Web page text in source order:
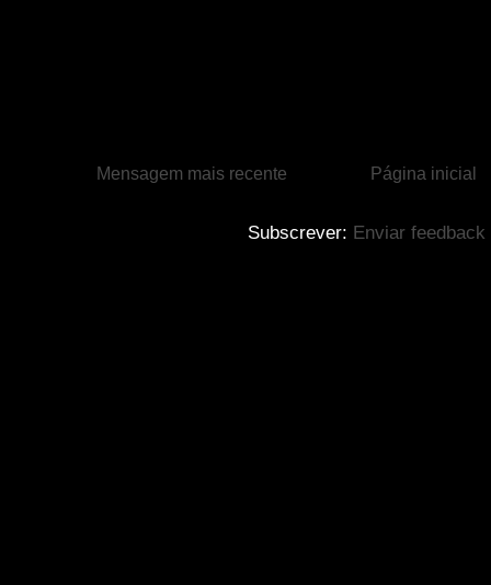
Mensagem mais recente Página inicial
Subscrever: Enviar